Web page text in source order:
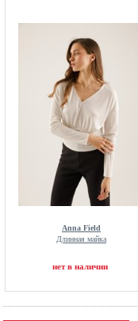
Anna Field
Длинная майка
нет в наличии